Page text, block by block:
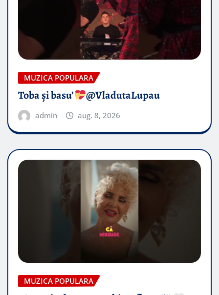
MUZICA POPULARA
Toba și basu’ @VladutaLupau
admin aug. 8, 2026
MUZICA POPULARA